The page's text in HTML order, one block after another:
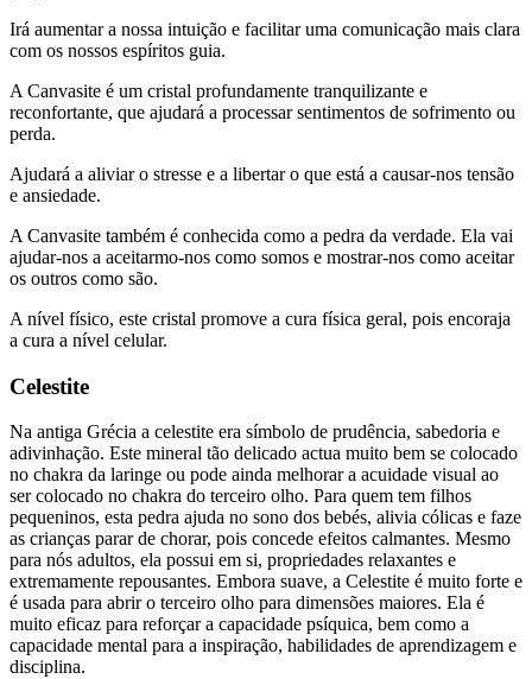
Irá aumentar a nossa intuição e facilitar uma comunicação mais clara
com os nossos espíritos guia.
A Canvasite é um cristal profundamente tranquilizante e
reconfortante, que ajudará a processar sentimentos de sofrimento ou
perda.
Ajudará a aliviar o stresse e a libertar o que está a causar-nos tensão
e ansiedade.
A Canvasite também é conhecida como a pedra da verdade. Ela vai
ajudar-nos a aceitarmo-nos como somos e mostrar-nos como aceitar
os outros como são.
A nível físico, este cristal promove a cura física geral, pois encoraja
a cura a nível celular.
Celestite
Na antiga Grécia a celestite era símbolo de prudência, sabedoria e
adivinhação. Este mineral tão delicado actua muito bem se colocado
no chakra da laringe ou pode ainda melhorar a acuidade visual ao
ser colocado no chakra do terceiro olho. Para quem tem filhos
pequeninos, esta pedra ajuda no sono dos bebés, alivia cólicas e faze
as crianças parar de chorar, pois concede efeitos calmantes. Mesmo
para nós adultos, ela possui em si, propriedades relaxantes e
extremamente repousantes. Embora suave, a Celestite é muito forte e
é usada para abrir o terceiro olho para dimensões maiores. Ela é
muito eficaz para reforçar a capacidade psíquica, bem como a
capacidade mental para a inspiração, habilidades de aprendizagem e
disciplina.